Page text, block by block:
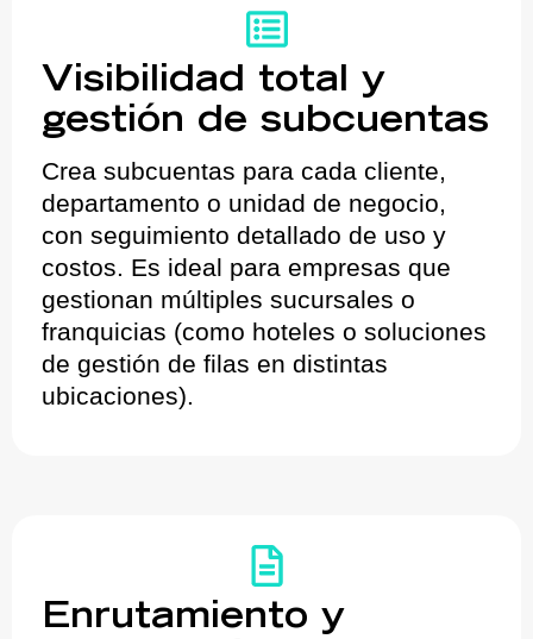
Visibilidad total y
gestión de subcuentas
Crea subcuentas para cada cliente,
departamento o unidad de negocio,
con seguimiento detallado de uso y
costos. Es ideal para empresas que
gestionan múltiples sucursales o
franquicias (como hoteles o soluciones
de gestión de filas en distintas
ubicaciones).
Enrutamiento y